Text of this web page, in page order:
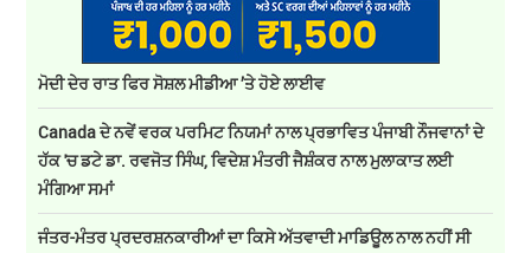
ਮੋਦੀ ਦੇਰ ਰਾਤ ਫਿਰ ਸੋਸ਼ਲ ਮੀਡੀਆ ’ਤੇ ਹੋਏ ਲਾਈਵ
Canada ਦੇ ਨਵੇਂ ਵਰਕ ਪਰਮਿਟ ਨਿਯਮਾਂ ਨਾਲ ਪ੍ਰਭਾਵਿਤ ਪੰਜਾਬੀ ਨੌਜਵਾਨਾਂ ਦੇ
ਹੱਕ 'ਚ ਡਟੇ ਡਾ. ਰਵਜੋਤ ਸਿੰਘ, ਵਿਦੇਸ਼ ਮੰਤਰੀ ਜੈਸ਼ੰਕਰ ਨਾਲ ਮੁਲਾਕਾਤ ਲਈ
ਮੰਗਿਆ ਸਮਾਂ
ਜੰਤਰ-ਮੰਤਰ ਪ੍ਰਦਰਸ਼ਨਕਾਰੀਆਂ ਦਾ ਕਿਸੇ ਅੱਤਵਾਦੀ ਮਾਡਿਊਲ ਨਾਲ ਨਹੀਂ ਸੀ